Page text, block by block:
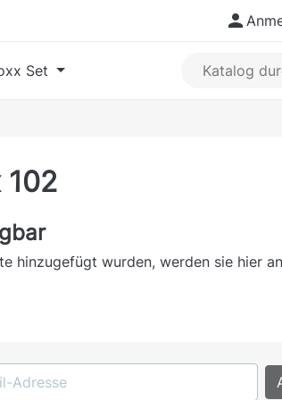

Set
102
hinzugefügt wurden, werden sie hier